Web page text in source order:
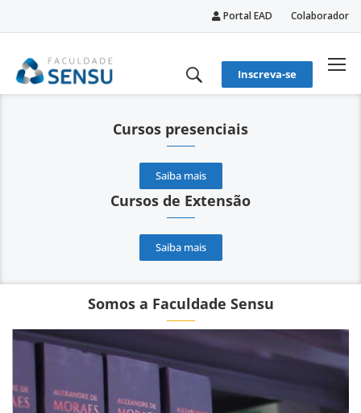
Portal EAD Colaborador
Inscreva-se
Cursos presenciais
Saiba mais
Cursos de Extensão
Saiba mais
Somos a Faculdade Sensu